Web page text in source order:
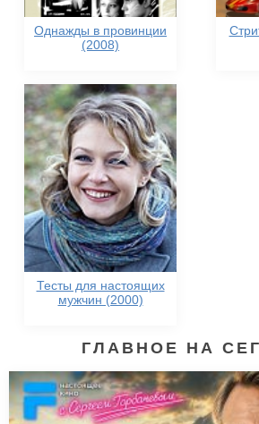
Однажды в провинции
(2008)
Тесты для настоящих
мужчин (2000)
ГЛАВНОЕ НА